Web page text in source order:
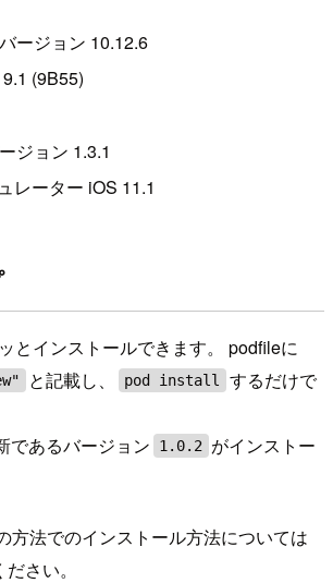
ージョン 10.12.6
(9B55)
ジョン 1.3.1
レーター iOS 11.1
とインストールできます。 podfileに
と記載し、 pod install
するだけで
であるバージョン
1.0.2
がインストー
方法でのインストール方法については
さい。